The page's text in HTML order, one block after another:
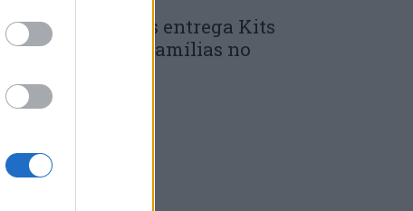
Município de Góis entrega Kits
Comunitários às famílias no
30 DE JULHO, 2026